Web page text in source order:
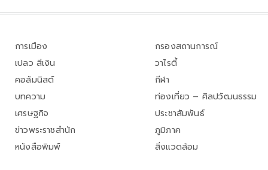
การเมือง
เปลว สีเงิน
คอลัมนิสต์
บทความ
เศรษฐกิจ
ข่าวพระราชสำนัก
หนังสือพิมพ์
กรองสถานการณ์
วาไรตี้
กีฬา
ท่องเที่ยว – ศิลปวัฒนธรรม
ประชาสัมพันธ์
ภูมิภาค
สิ่งแวดล้อม